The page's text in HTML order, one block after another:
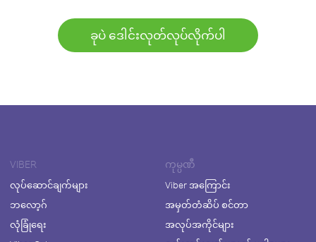
ခုပဲ ဒေါင်းလုတ်လုပ်လိုက်ပါ
VIBER
လုပ်ဆောင်ချက်များ
ဘလော့ဂ်
လုံခြုံရေး
ကုမ္ပဏီ
Viber အကြောင်း
အမှတ်တံဆိပ် စင်တာ
အလုပ်အကိုင်များ